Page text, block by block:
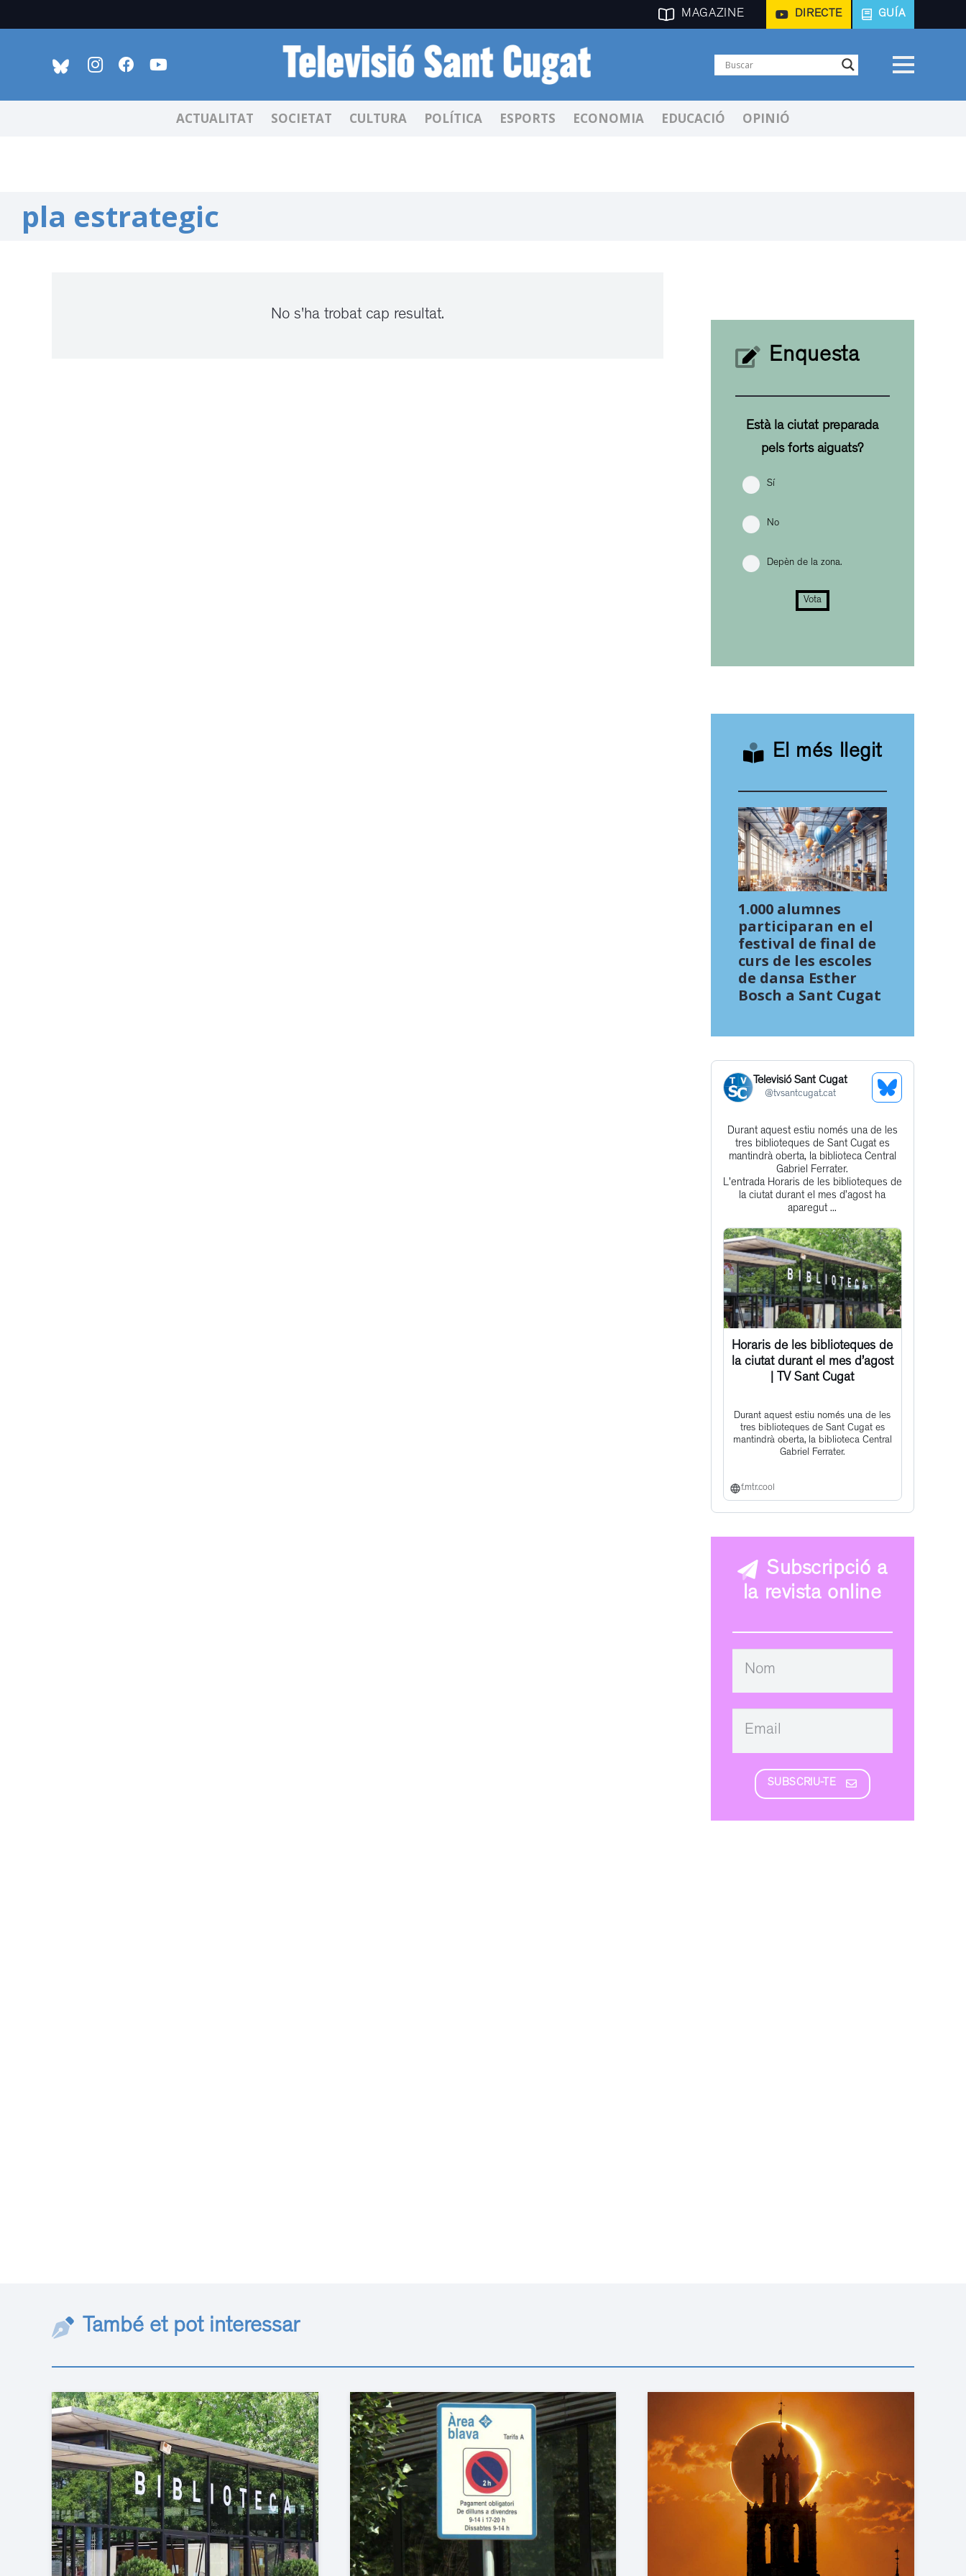
MAGAZINE DIRECTE GUÍA
ACTUALITAT SOCIETAT CULTURA POLÍTICA ESPORTS ECONOMIA EDUCACIÓ OPINIÓ
pla estrategic
No s'ha trobat cap resultat.
Enquesta
Està la ciutat preparada
pels forts aiguats?
Sí
No
Depèn de la zona.
Vota
El més llegit
1.000 alumnes
participaran en el
festival de final de
curs de les escoles
de dansa Esther
Bosch a Sant Cugat
Televisió Sant Cugat
@tvsantcugat.cat
See
Profile
Get
to
this
post
Durant aquest estiu només una de les
tres biblioteques de Sant Cugat es
mantindrà oberta, la biblioteca Central
Gabriel Ferrater.
L'entrada Horaris de les biblioteques de
la ciutat durant el mes d’agost ha
aparegut ...
Horaris de les biblioteques de
la ciutat durant el mes d’agost
| TV Sant Cugat
Durant aquest estiu només una de les
tres biblioteques de Sant Cugat es
mantindrà oberta, la biblioteca Central
Gabriel Ferrater.
f.mtr.cool
Subscripció a
la revista online
SUBSCRIU-TE
També et pot interessar